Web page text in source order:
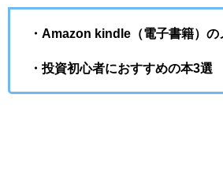
・Amazon kindle（電子書籍）の
・投資初心者におすすめの本3選